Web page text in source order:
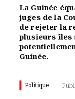
La Guinée
juges de la
de rejeter la
plusieurs îles
Guinée.
Politique